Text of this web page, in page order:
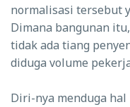
normalisasi tersebut
Dimana bangunan
tidak ada tiang
diduga volume
Diri-nya menduga